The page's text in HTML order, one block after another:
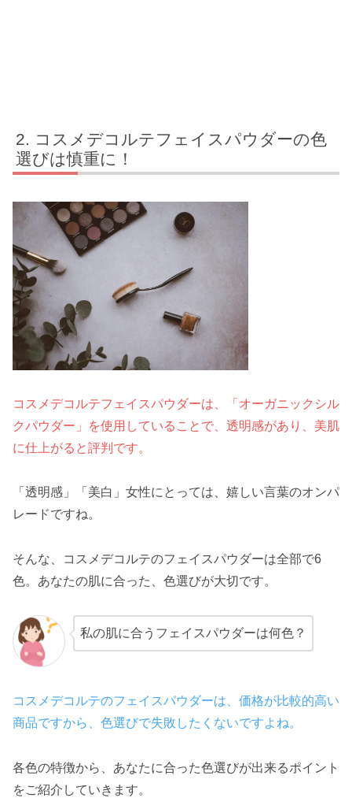
コスメデコルテフェイスパウダーの色
選びは慎重に！
コスメデコルテフェイスパウダーは、「オーガニックシル
クパウダー」を使用していることで、透明感があり、美肌
に仕上がると評判です。
「透明感」「美白」女性にとっては、嬉しい言葉のオンパ
レードですね。
そんな、コスメデコルテのフェイスパウダーは全部で6
色。あなたの肌に合った、色選びが大切です。
私の肌に合うフェイスパウダーは何色？
コスメデコルテのフェイスパウダーは、価格が比較的高い
商品ですから、色選びで失敗したくないですよね。
各色の特徴から、あなたに合った色選びが出来るポイント
をご紹介していきます。